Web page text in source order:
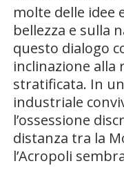
molte delle idee
bellezza e sulla
questo dialogo
inclinazione alla
stratificata. In
industriale
l’ossessione
distanza tra la
l’Acropoli